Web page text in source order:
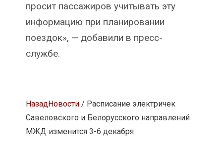
просит пассажиров учитывать эту
информацию при планировании
поездок», — добавили в пресс-
службе.
НазадНовости/ Расписание электричек
Савеловского и Белорусского направлений
МЖД изменится 3-6 декабря